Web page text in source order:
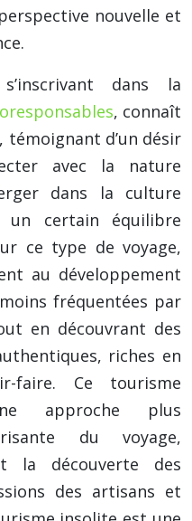
nouvelle et
dans la
, connaît
d’un désir
avec la nature
dans la culture
certain équilibre
ce type de voyage,
au développement
fréquentées par
en découvrant des
riches en
faire. Ce tourisme
approche plus
du voyage,
la découverte des
des artisans et